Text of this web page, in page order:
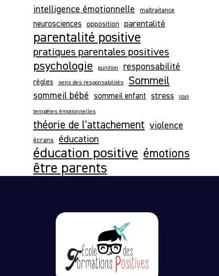
intelligence émotionnelle maltraitance
neurosciences opposition parentalité
parentalité positive
pratiques parentales positives
psychologie punition responsabilité
règles sens des responsabilités Sommeil
sommeil bébé sommeil enfant stress tdah
tempêtes émotionnelles
théorie de l'attachement violence
écrans éducation
éducation positive émotions
être parents